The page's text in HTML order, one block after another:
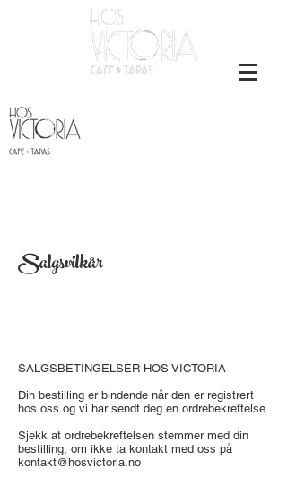
Salgsvilkår
SALGSBETINGELSER HOS VICTORIA
Din bestilling er bindende når den er registrert
hos oss og vi har sendt deg en ordrebekreftelse.
Sjekk at ordrebekreftelsen stemmer med din
bestilling, om ikke ta kontakt med oss på
kontakt@hosvictoria.no